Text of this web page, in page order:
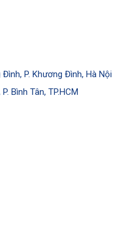
P. Khương Đình, Hà Nội
Bình Tân, TP.HCM